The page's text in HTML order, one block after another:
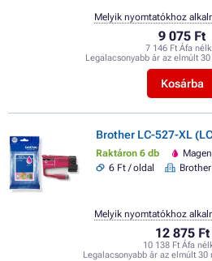
9 075 Ft
7 146 Ft Áfa
Legalacsonyabb ár az elmúlt
Kosárba
Melyik nyomtatókhoz
Brother LC-527-XL
Raktáron 6 db
6 Ft / oldal
Brother
12 875 Ft
10 138 Ft Áfa
Legalacsonyabb ár az elmúlt 30
Melyik nyomtatókhoz